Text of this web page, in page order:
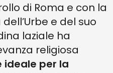
di Roma e con la
e del suo
laziale ha
religiosa
per la